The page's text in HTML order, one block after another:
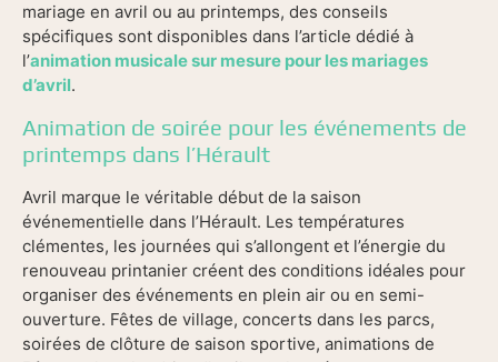
mariage en avril ou au printemps, des conseils
spécifiques sont disponibles dans l’article dédié à
l’animation musicale sur mesure pour les mariages
d’avril.
Animation de soirée pour les événements de
printemps dans l’Hérault
Avril marque le véritable début de la saison
événementielle dans l’Hérault. Les températures
clémentes, les journées qui s’allongent et l’énergie du
renouveau printanier créent des conditions idéales pour
organiser des événements en plein air ou en semi-
ouverture. Fêtes de village, concerts dans les parcs,
soirées de clôture de saison sportive, animations de